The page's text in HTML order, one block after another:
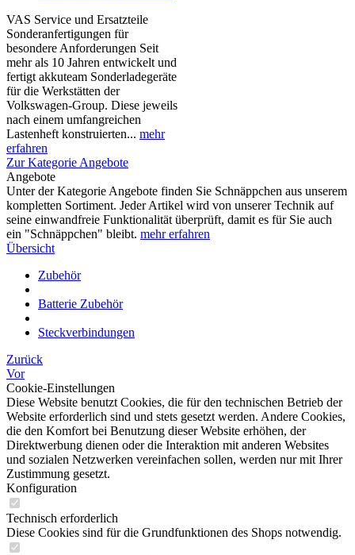
VAS Service und Ersatzteile
Sonderanfertigungen für
besondere Anforderungen Seit
mehr als 10 Jahren entwickelt und
fertigt akkuteam Sonderladegeräte
für die Werkstätten der
Volkswagen-Group. Diese jeweils
nach einem umfangreichen
Lastenheft konstruierten... mehr
erfahren
Zur Kategorie Angebote
Angebote
Unter der Kategorie Angebote finden Sie Schnäppchen aus unserem
kompletten Sortiment. Jeder Artikel wird von unserer Technik auf
seine einwandfreie Funktionalität überprüft, damit es für Sie auch
ein "Schnäppchen" bleibt. mehr erfahren
Übersicht
Zubehör
Batterie Zubehör
Steckverbindungen
Zurück
Vor
Cookie-Einstellungen
Diese Website benutzt Cookies, die für den technischen Betrieb der
Website erforderlich sind und stets gesetzt werden. Andere Cookies,
die den Komfort bei Benutzung dieser Website erhöhen, der
Direktwerbung dienen oder die Interaktion mit anderen Websites
und sozialen Netzwerken vereinfachen sollen, werden nur mit Ihrer
Zustimmung gesetzt.
Konfiguration
Technisch erforderlich
Diese Cookies sind für die Grundfunktionen des Shops notwendig.